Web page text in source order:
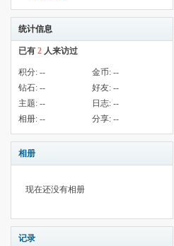
统计信息
已有 2 人来访过
积分: -- 金币: --
钻石: -- 好友: --
主题: -- 日志: --
相册: -- 分享: --
相册
现在还没有相册
记录